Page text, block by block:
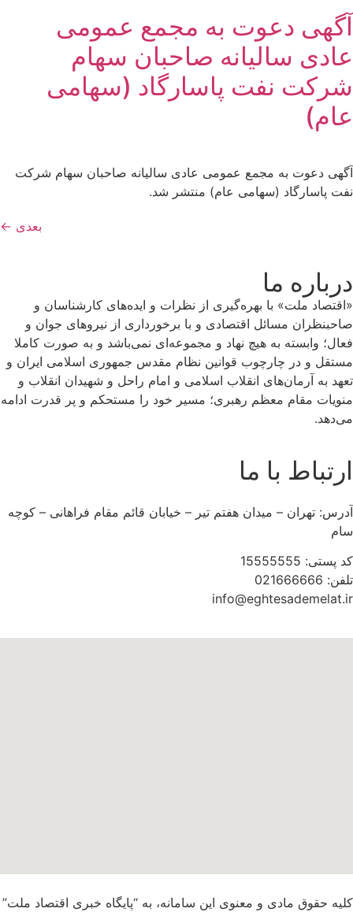
آگهی دعوت به مجمع عمومی
عادی سالیانه صاحبان سهام
شرکت نفت پاسارگاد (سهامی
عام)
آگهی دعوت به مجمع عمومی عادی سالیانه صاحبان سهام شرکت
نفت پاسارگاد (سهامی عام) منتشر شد.
بعدی ←
درباره ما
«اقتصاد ملت» با بهره‌گیری از نظرات و ایده‌های کارشناسان و
صاحبنظران مسائل اقتصادی و با برخورداری از نیروهای جوان و
فعال؛ وابسته به هیچ نهاد و مجموعه‌ای نمی‌‌باشد و به صورت کاملا
مستقل و در چارچوب قوانین نظام مقدس جمهوری اسلامی ایران و
تعهد به آرمان‌های انقلاب اسلامی و امام راحل و شهیدان انقلاب و
منویات مقام معظم رهبری؛ مسیر خود را مستحکم و پر قدرت ادامه
می‌دهد.
ارتباط با ما
آدرس: تهران – میدان هفتم تیر – خیابان قائم مقام فراهانی – کوچه
سام
کد پستی: 15555555
تلفن: 021666666
info@eghtesademelat.ir
کلیه حقوق مادی و معنوی این سامانه، به “پایگاه خبری اقتصاد ملت”